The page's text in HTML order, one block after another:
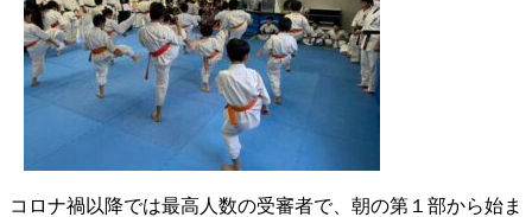
コロナ禍以降では最高人数の受審者で、朝の第１部から始ま